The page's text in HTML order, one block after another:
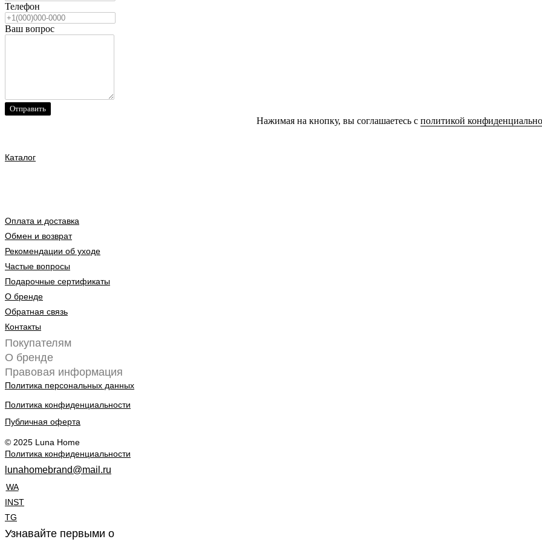
Каталог
Оплата и доставка
Обмен и возврат
Рекомендации об уходе
Частые вопросы
Подарочные сертификаты
О бренде
Обратная связь
Контакты
Покупателям
О бренде
Правовая информация
Политика персональных данных
Политика конфиденциальности
Публичная оферта
© 2025 Luna Home
Политика конфиденциальности
lunahomebrand@mail.ru
WA
INST
TG
Узнавайте первыми о
Телефон
Ваш вопрос
Отправить
Нажимая на кнопку, вы соглашаетесь с политикой